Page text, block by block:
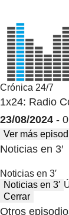
Crónica 24/7
1x24: Radio
23/08/2024 -
Ver más
Noticias en 3′
Noticias en 3′
Noticias en 3′
Cerrar
Otros